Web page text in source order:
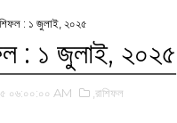
:‌ ১ জুলাই, ২০২৫
:‌ ১ জুলাই, ২০২৫
০৬:০০:০০ AM ,রাশিফল